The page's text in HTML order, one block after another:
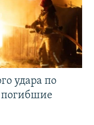
удара по
погибшие